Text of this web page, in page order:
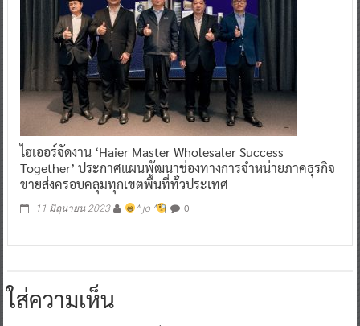
ไฮเออร์จัดงาน ‘Haier Master Wholesaler Success
Together’ ประกาศแผนพัฒนาช่องทางการจำหน่ายภาคธุรกิจ
ขายส่งครอบคลุมทุกเขตพื้นที่ทั่วประเทศ
11 มิถุนายน 2023 ^ jo ^ 0
ใส่ความเห็น